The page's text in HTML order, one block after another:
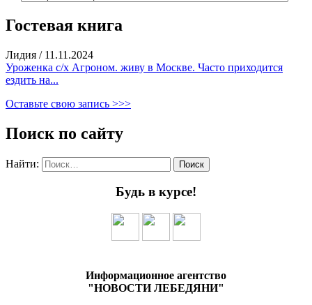
Гостевая книга
Лидия / 11.11.2024
Уроженка с/х Агроном. живу в Москве. Часто приходится
ездить на...
Оставьте свою запись >>>
Поиск по сайту
Найти:
Будь в курсе!
Информационное агентство
"НОВОСТИ ЛЕБЕДЯНИ"